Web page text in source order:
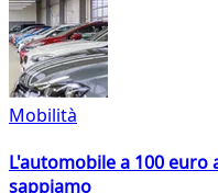
Mobilità
L'automobile a 100 euro
sappiamo